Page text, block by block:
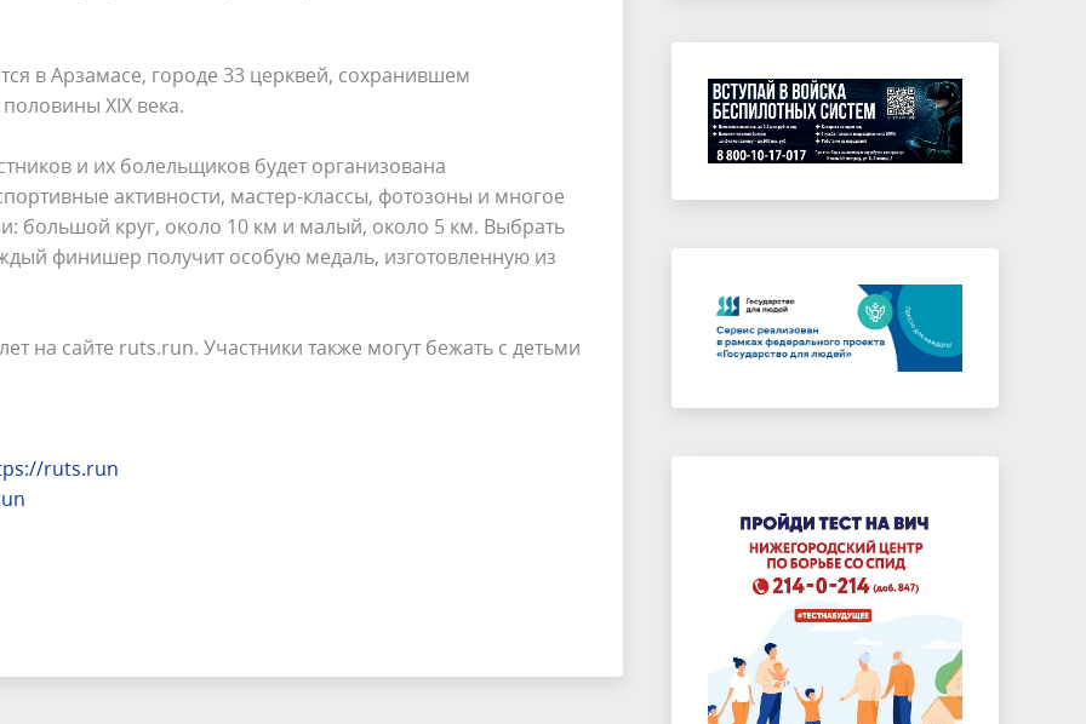
в Арзамасе, городе 33 церквей, сохранившем
XIX века.
и их болельщиков будет организована
активности, мастер-классы, фотозоны и многое
большой круг, около 10 км и малый, около 5 км. Выбрать
финишер получит особую медаль, изготовленную из
на сайте ruts.run. Участники также могут бежать с детьми
ruts.run